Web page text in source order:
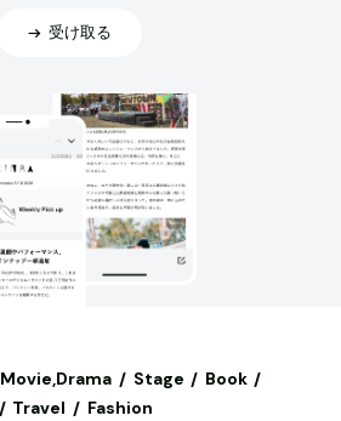
受け取る
Movie,Drama Stage
Book
Travel Fashion